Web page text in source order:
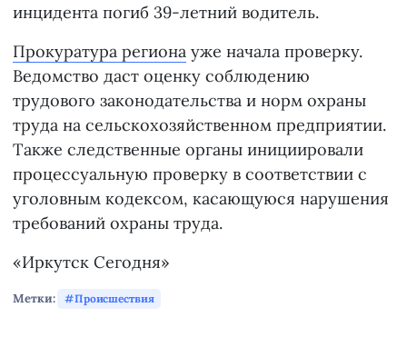
инцидента погиб 39-летний водитель.
Прокуратура региона уже начала проверку.
Ведомство даст оценку соблюдению
трудового законодательства и норм охраны
труда на сельскохозяйственном предприятии.
Также следственные органы инициировали
процессуальную проверку в соответствии с
уголовным кодексом, касающуюся нарушения
требований охраны труда.
«Иркутск Сегодня»
Метки: Происшествия